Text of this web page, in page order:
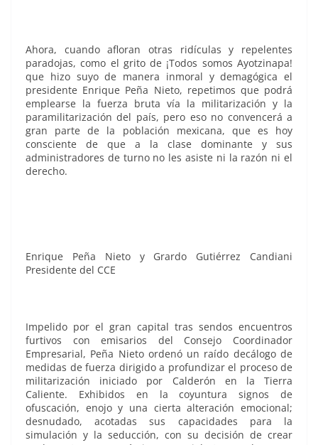
Ahora, cuando afloran otras ridículas y repelentes
paradojas, como el grito de ¡Todos somos Ayotzinapa!
que hizo suyo de manera inmoral y demagógica el
presidente Enrique Peña Nieto, repetimos que podrá
emplearse la fuerza bruta vía la militarización y la
paramilitarización del país, pero eso no convencerá a
gran parte de la población mexicana, que es hoy
consciente de que a la clase dominante y sus
administradores de turno no les asiste ni la razón ni el
derecho.
Enrique Peña Nieto y Grardo Gutiérrez Candiani
Presidente del CCE
Impelido por el gran capital tras sendos encuentros
furtivos con emisarios del Consejo Coordinador
Empresarial, Peña Nieto ordenó un raído decálogo de
medidas de fuerza dirigido a profundizar el proceso de
militarización iniciado por Calderón en la Tierra
Caliente. Exhibidos en la coyuntura signos de
ofuscación, enojo y una cierta alteración emocional;
desnudado, acotadas sus capacidades para la
simulación y la seducción, con su decisión de crear